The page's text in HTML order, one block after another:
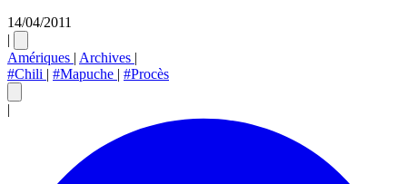
14/04/2011
|
Amériques | Archives |
#Chili | #Mapuche | #Procès
|